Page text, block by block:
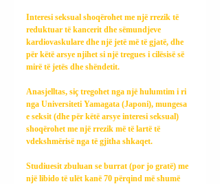
Interesi seksual shoqërohet me një rrezik të
reduktuar të kancerit dhe sëmundjeve
kardiovaskulare dhe një jetë më të gjatë, dhe
për këtë arsye njihet si një tregues i cilësisë së
mirë të jetës dhe shëndetit.
Anasjelltas, siç tregohet nga një hulumtim i ri
nga Universiteti Yamagata (Japoni), mungesa
e seksit (dhe për këtë arsye interesi seksual)
shoqërohet me një rrezik më të lartë të
vdekshmërisë nga të gjitha shkaqet.
Studiuesit zbuluan se burrat (por jo gratë) me
një libido të ulët kanë 70 përqind më shumë